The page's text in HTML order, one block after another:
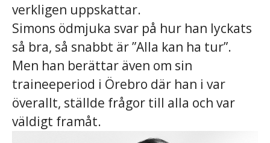
verkligen uppskattar.
Simons ödmjuka svar på hur han lyckats
så bra, så snabbt är ”Alla kan ha tur”.
Men han berättar även om sin
traineeperiod i Örebro där han i var
överallt, ställde frågor till alla och var
väldigt framåt.